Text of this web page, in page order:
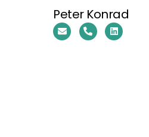
Peter Konrad